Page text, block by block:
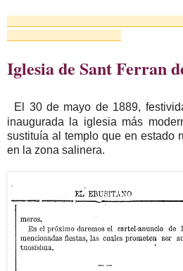
Iglesia de Sant Ferran
El 30 de mayo de 1889,
inaugurada la iglesia más
sustituía al templo que en estado
en la zona salinera.